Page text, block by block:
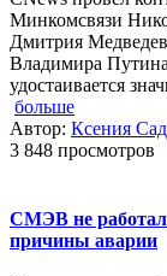
Минкомсвязи
Дмитрия
Владимира
удостаивается
больше
Автор: Ксения
3 848 просмотров
СМЭВ не
причины аварии